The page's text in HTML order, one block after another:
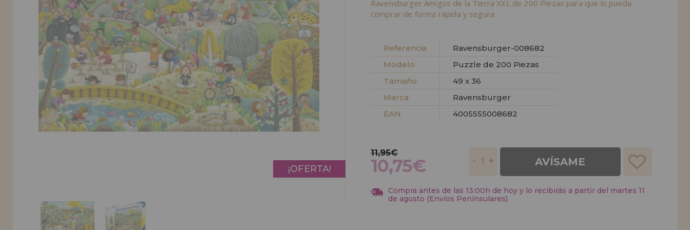
INFORMACIÓN
955 333 133
info@casadelpuzzle.com
Ravensburger Amigos de la Tierra XXL de 200 Piezas para que lo pueda
comprar de forma rápida y segura.
Referencia
Ravensburger-008682
Modelo
Puzzle de 200 Piezas
Tamaño
49 x 36
Marca
Ravensburger
EAN
4005555008682
¡OFERTA!
11,95€
10,75€ AVÍSAME
Compra antes de las 13:00h de hoy y lo recibirás a partir del martes 11
de agosto (Envíos Peninsulares)